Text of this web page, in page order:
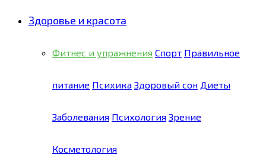
Здоровье и красота
Фитнес и упражнения Спорт Правильное
питание Психика Здоровый сон Диеты
Заболевания Психология Зрение
Косметология